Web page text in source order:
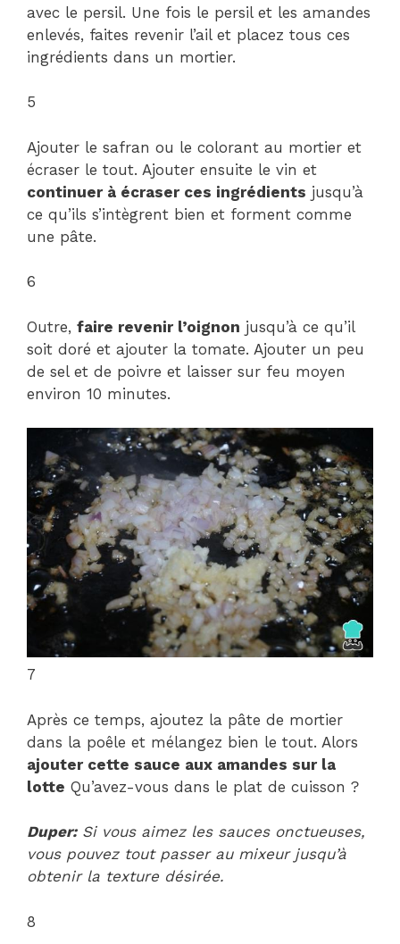
avec le persil. Une fois le persil et les amandes
enlevés, faites revenir l’ail et placez tous ces
ingrédients dans un mortier.
5
Ajouter le safran ou le colorant au mortier et
écraser le tout. Ajouter ensuite le vin et
continuer à écraser ces ingrédients jusqu’à
ce qu’ils s’intègrent bien et forment comme
une pâte.
6
Outre, faire revenir l’oignon jusqu’à ce qu’il
soit doré et ajouter la tomate. Ajouter un peu
de sel et de poivre et laisser sur feu moyen
environ 10 minutes.
7
Après ce temps, ajoutez la pâte de mortier
dans la poêle et mélangez bien le tout. Alors
ajouter cette sauce aux amandes sur la
lotte Qu’avez-vous dans le plat de cuisson ?
Duper:Si vous aimez les sauces onctueuses,
vous pouvez tout passer au mixeur jusqu’à
obtenir la texture désirée.
8